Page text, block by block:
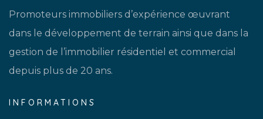
Promoteurs immobiliers d’expérience œuvrant
dans le développement de terrain ainsi que dans la
gestion de l’immobilier résidentiel et commercial
depuis plus de 20 ans.
INFORMATIONS